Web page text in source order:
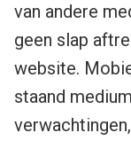
van andere
geen slap
website.
staand